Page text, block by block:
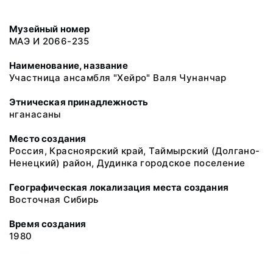
Музейный номер
МАЭ И 2066-235
Наименование, название
Участница ансамбля "Хейро" Валя Чунанчар
Этническая принадлежность
нганасаны
Место создания
Россия, Красноярский край, Таймырский (Долгано-
Ненецкий) район, Дудинка городское поселение
Географическая локализация места создания
Восточная Сибирь
Время создания
1980